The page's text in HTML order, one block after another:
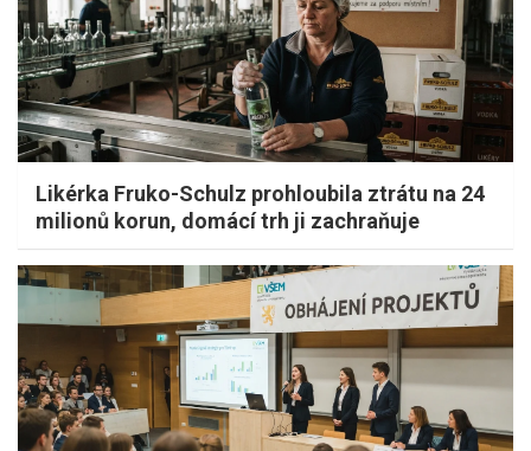
Likérka Fruko-Schulz prohloubila ztrátu na 24
milionů korun, domácí trh ji zachraňuje